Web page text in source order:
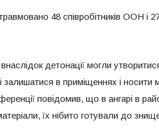
48 співробітників ООН і 27
детонації могли
в приміщеннях і носити
повідомив, що в ангарі в
їх нібито готували до